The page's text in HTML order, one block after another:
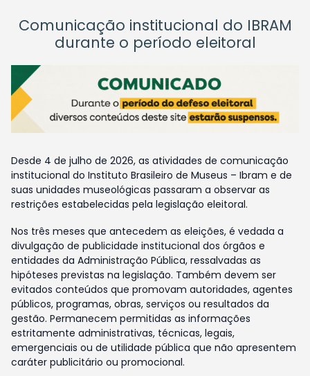
Comunicação institucional do IBRAM
durante o período eleitoral
Desde 4 de julho de 2026, as atividades de comunicação
institucional do Instituto Brasileiro de Museus – Ibram e de
suas unidades museológicas passaram a observar as
restrições estabelecidas pela legislação eleitoral.
Nos três meses que antecedem as eleições, é vedada a
divulgação de publicidade institucional dos órgãos e
entidades da Administração Pública, ressalvadas as
hipóteses previstas na legislação. Também devem ser
evitados conteúdos que promovam autoridades, agentes
públicos, programas, obras, serviços ou resultados da
gestão. Permanecem permitidas as informações
estritamente administrativas, técnicas, legais,
emergenciais ou de utilidade pública que não apresentem
caráter publicitário ou promocional.